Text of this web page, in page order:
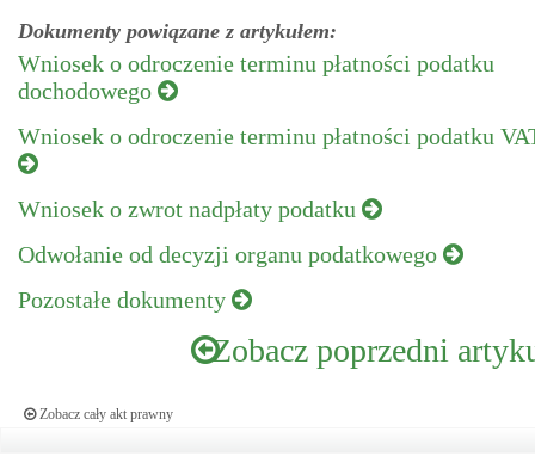
Dokumenty powiązane z artykułem:
Wniosek o odroczenie terminu płatności podatku
dochodowego
Wniosek o odroczenie terminu płatności podatku
Wniosek o zwrot nadpłaty podatku
Odwołanie od decyzji organu podatkowego
Pozostałe dokumenty
Zobacz poprzedni
Zobacz cały akt prawny